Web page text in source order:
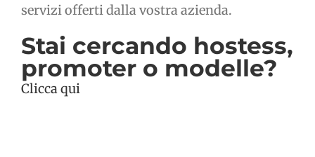
servizi offerti dalla vostra azienda.
Stai cercando hostess,
promoter o modelle?
Clicca qui